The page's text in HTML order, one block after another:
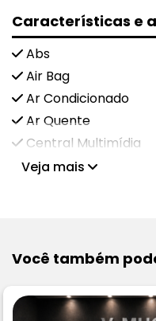
Características e
Abs
Air Bag
Ar Condicionado
Ar Quente
Central Multimídia
Veja mais
Você também